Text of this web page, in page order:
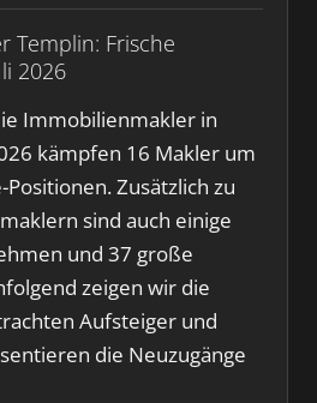
Templin: Frische
2026
Immobilienmakler in
kämpfen 16 Makler um
Zusätzlich zu
sind auch einige
und 37 große
zeigen wir die
Aufsteiger und
die Neuzugänge